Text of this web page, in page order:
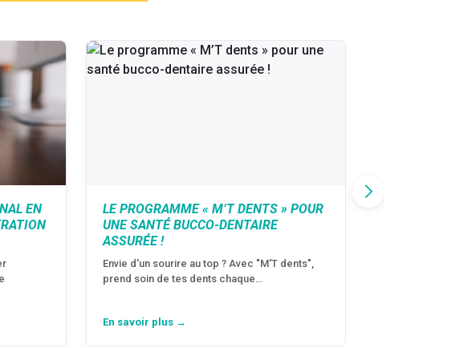
EN
LE PROGRAMME « M’T DENTS » POUR
UNE SANTÉ BUCCO-DENTAIRE
ASSURÉE !
Envie d'un sourire au top ? Avec "M'T dents",
prend soin de tes dents chaque…
En savoir plus →